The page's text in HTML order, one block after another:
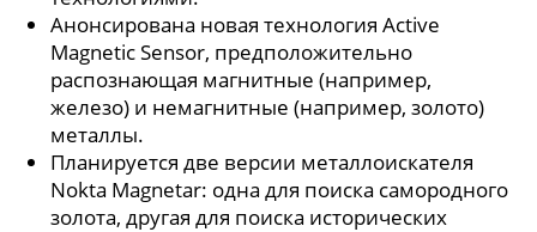
Анонсирована новая технология Active
Magnetic Sensor, предположительно
распознающая магнитные (например,
железо) и немагнитные (например, золото)
металлы.
Планируется две версии металлоискателя
Nokta Magnetar: одна для поиска самородного
золота, другая для поиска исторических